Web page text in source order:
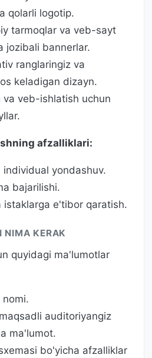
qolarli logotip.
tarmoqlar va veb-sayt
jozibali bannerlar.
ranglaringiz va
keladigan dizayn.
va veb-ishlatish uchun
afzalliklari:
individual yondashuv.
bajarilishi.
istaklarga e'tibor qaratish.
NIMA KERAK
quyidagi ma'lumotlar
nomi.
auditoriyangiz
ma'lumot.
bo'yicha afzalliklar